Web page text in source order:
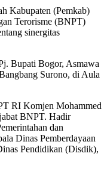
Kabupaten (Pemkab)
Terorisme (BNPT)
sinergitas
Bupati Bogor, Asmawa
Surono, di Aula
RI Komjen Mohammed
BNPT. Hadir
dan
Dinas Pemberdayaan
Pendidikan (Disdik),